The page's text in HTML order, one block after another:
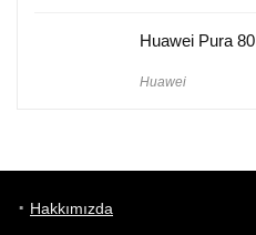
Huawei Pura 80
Huawei
Hakkımızda